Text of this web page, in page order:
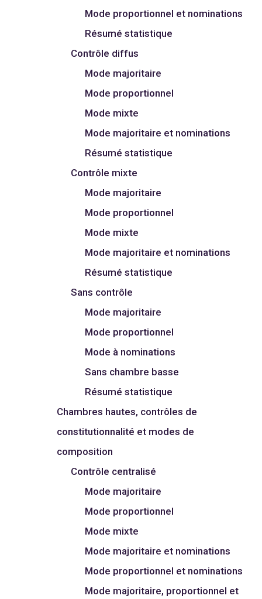
Mode proportionnel et nominations
Résumé statistique
Contrôle diffus
Mode majoritaire
Mode proportionnel
Mode mixte
Mode majoritaire et nominations
Résumé statistique
Contrôle mixte
Mode majoritaire
Mode proportionnel
Mode mixte
Mode majoritaire et nominations
Résumé statistique
Sans contrôle
Mode majoritaire
Mode proportionnel
Mode à nominations
Sans chambre basse
Résumé statistique
Chambres hautes, contrôles de
constitutionnalité et modes de
composition
Contrôle centralisé
Mode majoritaire
Mode proportionnel
Mode mixte
Mode majoritaire et nominations
Mode proportionnel et nominations
Mode majoritaire, proportionnel et